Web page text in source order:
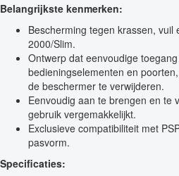
Belangrijkste kenmerken:
Bescherming tegen krassen, vuil
2000/Slim.
Ontwerp dat eenvoudige
bedieningselementen en
de beschermer te verwijderen.
Eenvoudig aan te brengen en te
gebruik vergemakkelijkt.
Exclusieve compatibiliteit met
pasvorm.
Specificaties: